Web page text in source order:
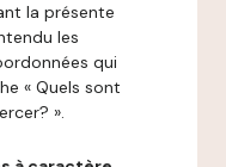
la présente
les
qui
« Quels sont
».